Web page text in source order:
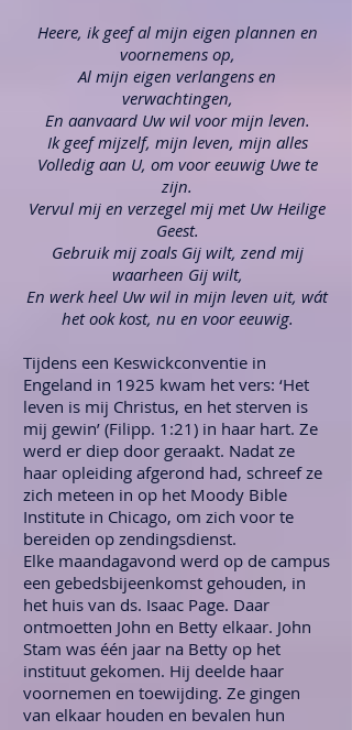
Heere, ik geef al mijn eigen plannen en
voornemens op,
Al mijn eigen verlangens en
verwachtingen,
En aanvaard Uw wil voor mijn leven.
Ik geef mijzelf, mijn leven, mijn alles
Volledig aan U, om voor eeuwig Uwe te
zijn.
Vervul mij en verzegel mij met Uw Heilige
Geest.
Gebruik mij zoals Gij wilt, zend mij
waarheen Gij wilt,
En werk heel Uw wil in mijn leven uit, wát
het ook kost, nu en voor eeuwig.
Tijdens een Keswickconventie in
Engeland in 1925 kwam het vers: ‘Het
leven is mij Christus, en het sterven is
mij gewin’ (Filipp. 1:21) in haar hart. Ze
werd er diep door geraakt. Nadat ze
haar opleiding afgerond had, schreef ze
zich meteen in op het Moody Bible
Institute in Chicago, om zich voor te
bereiden op zendingsdienst.
Elke maandagavond werd op de campus
een gebedsbijeenkomst gehouden, in
het huis van ds. Isaac Page. Daar
ontmoetten John en Betty elkaar. John
Stam was één jaar na Betty op het
instituut gekomen. Hij deelde haar
voornemen en toewijding. Ze gingen
van elkaar houden en bevalen hun